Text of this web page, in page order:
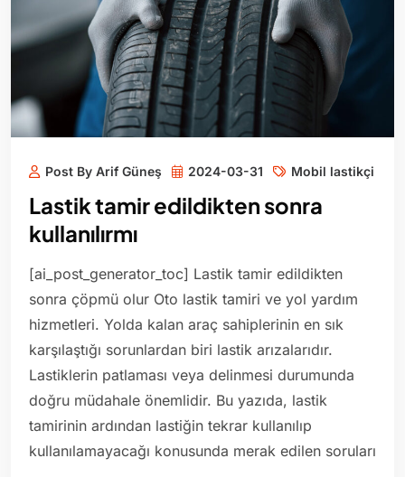
Post By Arif Güneş 2024-03-31 Mobil lastikçi
Lastik tamir edildikten sonra
kullanılırmı
[ai_post_generator_toc] Lastik tamir edildikten
sonra çöpmü olur Oto lastik tamiri ve yol yardım
hizmetleri. Yolda kalan araç sahiplerinin en sık
karşılaştığı sorunlardan biri lastik arızalarıdır.
Lastiklerin patlaması veya delinmesi durumunda
doğru müdahale önemlidir. Bu yazıda, lastik
tamirinin ardından lastiğin tekrar kullanılıp
kullanılamayacağı konusunda merak edilen soruları